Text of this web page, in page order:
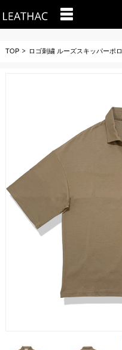
TOP ロゴ刺繍 ルーズスキッパーポロ